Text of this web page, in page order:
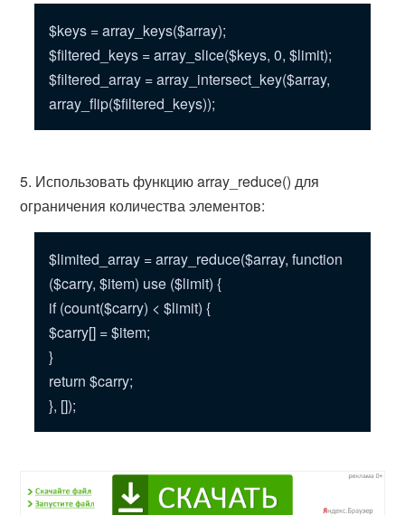
$keys = array_keys($array);
$filtered_keys = array_slice($keys, 0, $limit);
$filtered_array = array_intersect_key($array,
array_flip($filtered_keys));
5. Использовать функцию array_reduce() для
ограничения количества элементов:
$limited_array = array_reduce($array, function
($carry, $item) use ($limit) {
if (count($carry) < $limit) {
$carry[] = $item;
}
return $carry;
}, []);